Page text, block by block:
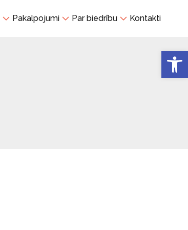
Pakalpojumi Par biedrību Kontakti